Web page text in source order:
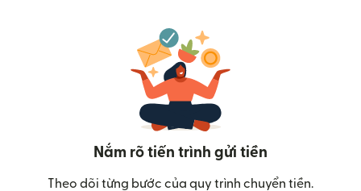
Nắm rõ tiến trình gửi tiền
Theo dõi từng bước của quy trình chuyển tiền.